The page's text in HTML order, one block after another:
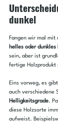
dunkel
Fangen wir mal mit
helles oder dunkles
sein, aber ist
fertige Holzprodukt
Eins vorweg, es
auch verschiedene
Helligkeitsgrade.
diese Holzsorte
aufweist.